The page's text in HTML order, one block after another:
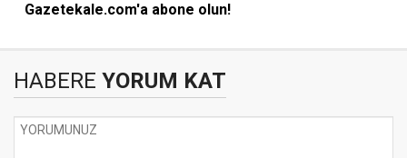
Gazetekale.com'a abone olun!
HABERE YORUM KAT